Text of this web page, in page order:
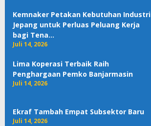
Kemnaker Petakan Kebutuhan Industri
Jepang untuk Perluas Peluang Kerja
bagi Tena…
Juli 14, 2026
Lima Koperasi Terbaik Raih
Penghargaan Pemko Banjarmasin
Juli 14, 2026
Ekraf Tambah Empat Subsektor Baru
Juli 14, 2026